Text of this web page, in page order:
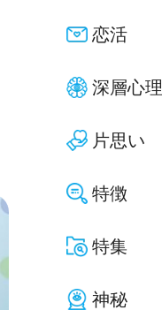
恋活
深層心理
片思い
特徴
特集
神秘